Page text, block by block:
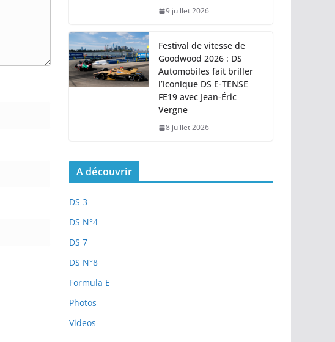
9 juillet 2026
Festival de vitesse de
Goodwood 2026 : DS
Automobiles fait briller
l’iconique DS E-TENSE
FE19 avec Jean-Éric
Vergne
8 juillet 2026
A découvrir
DS 3
DS N°4
DS 7
DS N°8
Formula E
Photos
Videos